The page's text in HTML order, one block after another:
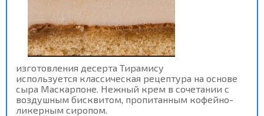
изготовления десерта Тирамису
используется классическая рецептура на основе
сыра Маскарпоне. Нежный крем в сочетании с
воздушным бисквитом, пропитанным кофейно-
ликерным сиропом.